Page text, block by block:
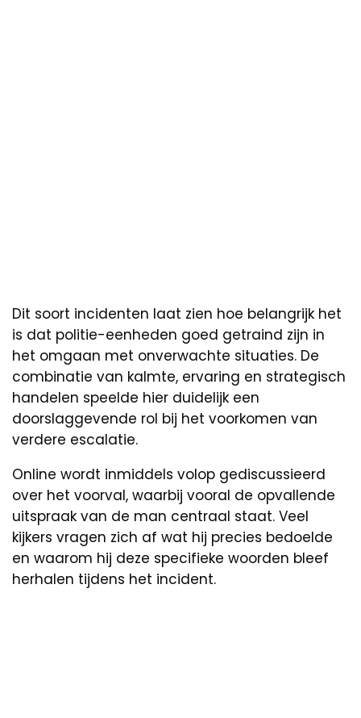
Dit soort incidenten laat zien hoe belangrijk het
is dat politie-eenheden goed getraind zijn in
het omgaan met onverwachte situaties. De
combinatie van kalmte, ervaring en strategisch
handelen speelde hier duidelijk een
doorslaggevende rol bij het voorkomen van
verdere escalatie.
Online wordt inmiddels volop gediscussieerd
over het voorval, waarbij vooral de opvallende
uitspraak van de man centraal staat. Veel
kijkers vragen zich af wat hij precies bedoelde
en waarom hij deze specifieke woorden bleef
herhalen tijdens het incident.